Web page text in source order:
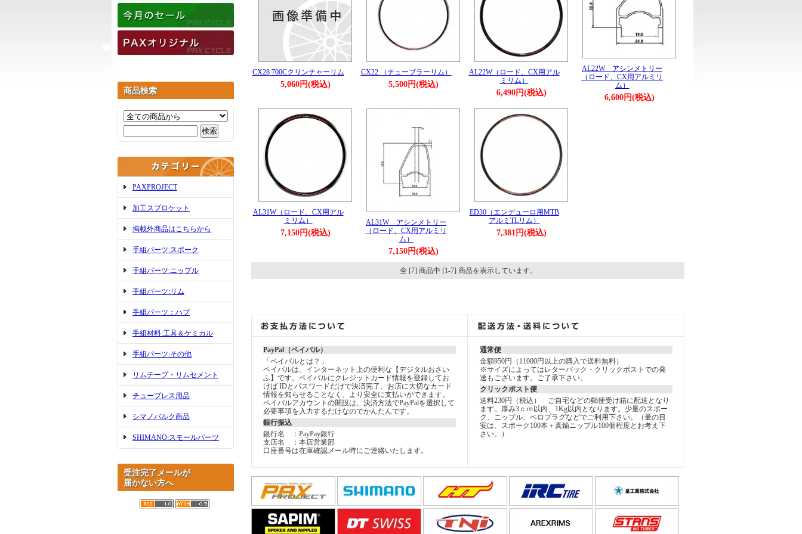
商品検索
PAXPROJECT
加工スプロケット
掲載外商品はこちらから
手組パーツ:スポーク
手組パーツ:ニップル
手組パーツ:リム
手組パーツ：ハブ
手組材料:工具＆ケミカル
手組パーツ:その他
リムテープ・リムセメント
チューブレス用品
シマノバルク商品
SHIMANO:スモールパーツ
受注完了メールが
届かない方へ
CX28 700Cクリンチャーリム
5,060円(税込)
CX22 （チューブラーリム）
5,500円(税込)
AL22W（ロード、CX用アル
ミリム）
6,490円(税込)
AL22W アシンメトリー
（ロード、CX用アルミリ
ム）
6,600円(税込)
AL31W（ロード、CX用アル
ミリム）
7,150円(税込)
AL31W アシンメトリー
（ロード、CX用アルミリ
ム）
7,150円(税込)
ED30（エンデューロ用MTB
アルミTLリム）
7,381円(税込)
全 [7] 商品中 [1-7] 商品を表示しています。
PayPal（ペイパル）
「ペイパルとは？」
ペイパルは、インターネット上の便利な【デジタルおさい
ふ】です。ペイパルにクレジットカード情報を登録してお
けば IDとパスワードだけで決済完了。お店に大切なカード
情報を知らせることなく、より安全に支払いができます。
ペイパルアカウントの開設は、決済方法でPayPalを選択して
必要事項を入力するだけなのでかんたんです。
銀行振込
銀行名 ：PayPay銀行
支店名 ：本店営業部
口座番号は在庫確認メール時にご連絡いたします。
通常便
金額950円（11000円以上の購入で送料無料）
※サイズによってはレターパック・クリックポストでの発
送もございます。ご了承下さい。
クリックポスト便
送料230円（税込） ご自宅などの郵便受け箱に配送となり
ます。厚み3ｃｍ以内、1Kg以内となります。少量のスポー
ク、ニップル、ベロプラグなどでご利用下さい。（量の目
安は、スポーク100本＋真鍮ニップル100個程度とお考え下
さい。）